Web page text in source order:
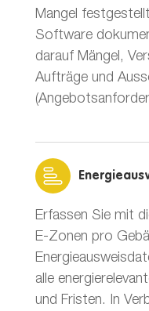
Mangel
Software
darauf Mängel,
Aufträge und
Erfassen Sie mit
E-Zonen pro
alle
und Fristen. In